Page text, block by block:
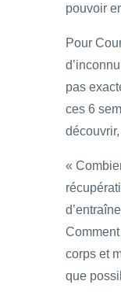
pouvoir
Pour
pas
ces 6
«
corps et
que